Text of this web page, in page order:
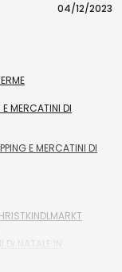
04/12/2023
MERCATINI DI
E MERCATINI DI
NATALE IN